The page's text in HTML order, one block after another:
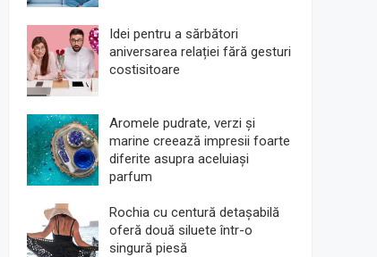
Idei pentru a sărbători
aniversarea relației fără gesturi
costisitoare
Aromele pudrate, verzi și
marine creează impresii foarte
diferite asupra aceluiași
parfum
Rochia cu centură detașabilă
oferă două siluete într-o
singură piesă